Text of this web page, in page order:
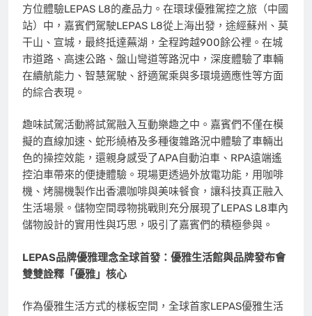
方位體驗LEPAS L8的產品力。在環球優雅駕控之旅（中國
站）中，嘉賓們駕駛LEPAS L8從上海出發，途經蘇州、莫
干山、宣城，最終抵達蕪湖，全程跨越900餘公裡。在城
市道路、高速公路、盤山彎道等路況中，深度體驗了車輛
在續航能力、智慧駕駛、舒適駕乘與多環境適應性等方面
的綜合表現。
趣味試駕活動將試駕融入互動樂趣之中。嘉賓們不僅在模
擬的直線加速、蛇形繞樁及多種復雜路況中體驗了車輛出
色的操控效能，還親身感受了APA自動泊車、RPA遠端遙
控泊車帶來的便捷體驗。現場更透過外放電功能，用咖啡
機、烤腸機製作出香濃咖啡與美味餐食，讓科技真正融入
生活場景。儲物空間尋物挑戰則充分展現了LEPAS L8車內
儲物設計的實用性與巧思，吸引了嘉賓們的積極參與。
LEPAS品牌優雅理念全球首發：優雅生活館與品牌發布會
雙雙詮釋「優雅」核心
作為優雅生活方式的樣板空間，全球首家LEPAS優雅生活